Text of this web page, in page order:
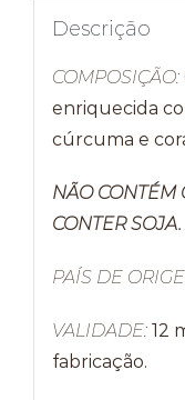
Descrição
COMPOSIÇÃO:
enriquecida
cúrcuma e
NÃO CONTÉM
CONTER SOJA.
PAÍS DE
VALIDADE: 12
fabricação.